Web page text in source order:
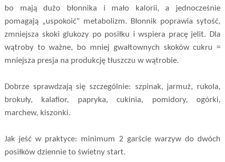
bo mają dużo błonnika i mało kalorii, a jednocześnie
pomagają „uspokoić” metabolizm. Błonnik poprawia sytość,
zmniejsza skoki glukozy po posiłku i wspiera pracę jelit. Dla
wątroby to ważne, bo mniej gwałtownych skoków cukru =
mniejsza presja na produkcję tłuszczu w wątrobie.
Dobrze sprawdzają się szczególnie: szpinak, jarmuż, rukola,
brokuły, kalafior, papryka, cukinia, pomidory, ogórki,
marchew, kiszonki.
Jak jeść w praktyce: minimum 2 garście warzyw do dwóch
posiłków dziennie to świetny start.